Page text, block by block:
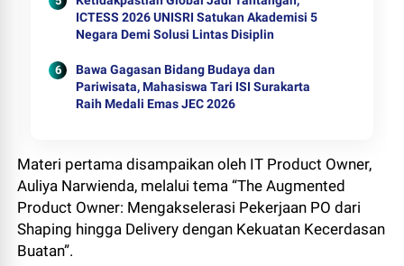
ICTESS 2026 UNISRI Satukan Akademisi 5
Negara Demi Solusi Lintas Disiplin
Bawa Gagasan Bidang Budaya dan
Pariwisata, Mahasiswa Tari ISI Surakarta
Raih Medali Emas JEC 2026
Materi pertama disampaikan oleh IT Product Owner,
Auliya Narwienda, melalui tema “The Augmented
Product Owner: Mengakselerasi Pekerjaan PO dari
Shaping hingga Delivery dengan Kekuatan Kecerdasan
Buatan”.